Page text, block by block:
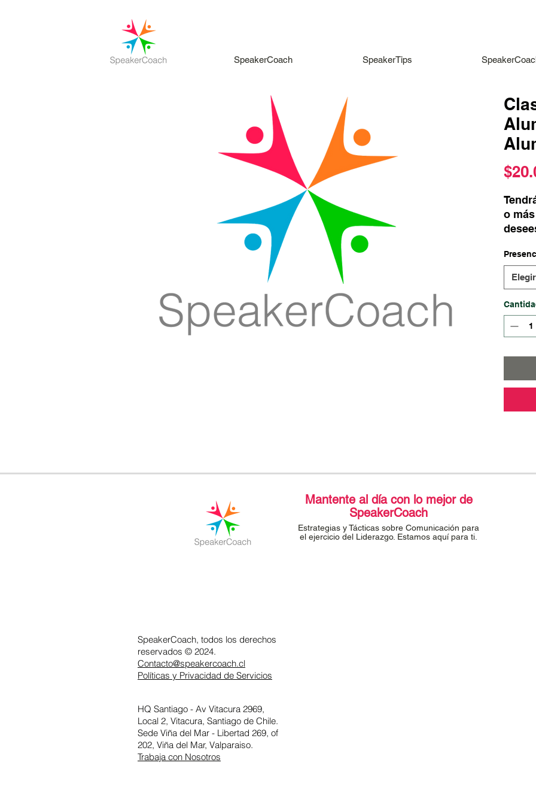
SpeakerCoach SpeakerTips
o
El
CLP
Elegir
Mantente al día con lo mejor de
SpeakerCoach
Estrategias y Tácticas sobre Comunicación para
el ejercicio del Liderazgo. Estamos aquí para ti.
SpeakerCoach, todos los derechos
reservados © 2024.
Contacto@speakercoach.cl
Políticas y Privacidad de Servicios
HQ Santiago - Av Vitacura 2969,
Local 2, Vitacura, Santiago de Chile.
Sede Viña del Mar - Libertad 269, of
202, Viña del Mar, Valparaiso.
Trabaja con Nosotros